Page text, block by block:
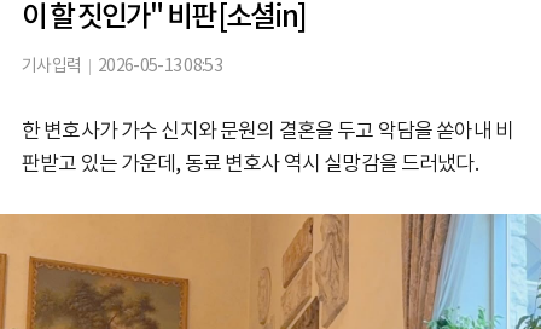
이 할 짓인가" 비판 [소셜in]
기사입력 2026-05-13 08:53
한 변호사가 가수 신지와 문원의 결혼을 두고 악담을 쏟아내 비
판받고 있는 가운데, 동료 변호사 역시 실망감을 드러냈다.